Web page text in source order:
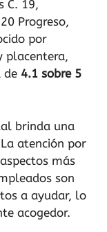
C. 19,
Progreso,
por
placentera,
de 4.1 sobre 5
brinda una
atención por
más
son
a ayudar, lo
acogedor.